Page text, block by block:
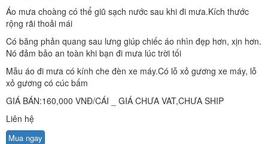
Áo mưa choàng có thể giũ sạch nước sau khi đi mưa.Kích thước
rộng rãi thoải mái
Có băng phản quang sau lưng giúp chiếc áo nhìn đẹp hơn, xịn hơn.
Nó đảm bảo an toàn khi bạn đi mưa lúc trời tối
Mẫu áo đi mưa có kính che đèn xe máy.Có lỗ xỏ gương xe máy, lỗ
xỏ gương có cúc bấm
GIÁ BÁN:160,000 VNĐ/CÁI _ GIÁ CHƯA VAT,CHƯA SHIP
Liên hệ
Mua ngay